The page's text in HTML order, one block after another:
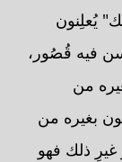
يُعلِنون
فيه قُصُور،
من
بغيره من
غيرِ ذلك فهو